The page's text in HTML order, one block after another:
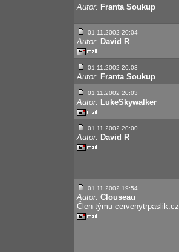
Autor: Franta Soukup
01.11.2002 20:04
Autor: David R
01.11.2002 20:03
Autor: Franta Soukup
01.11.2002 20:03
Autor: LukeSkywalker
01.11.2002 20:00
Autor: David R
01.11.2002 19:54
Autor: Clouseau
Člen týmu cervenytrpaslik.cz